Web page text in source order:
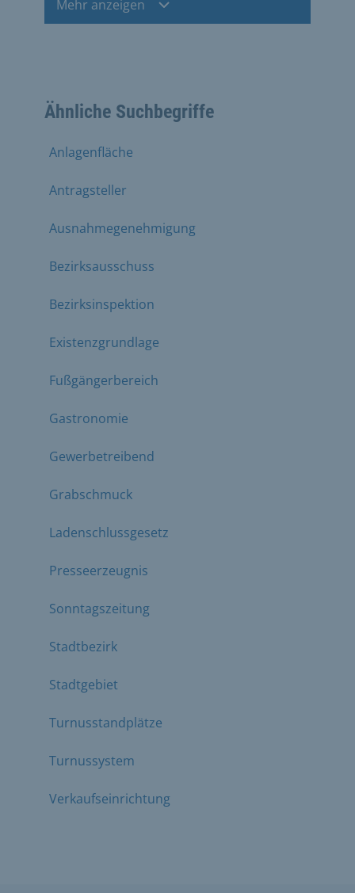
Mehr anzeigen
Ähnliche Suchbegriffe
Anlagenfläche
Antragsteller
Ausnahmegenehmigung
Bezirksausschuss
Bezirksinspektion
Existenzgrundlage
Fußgängerbereich
Gastronomie
Gewerbetreibend
Grabschmuck
Ladenschlussgesetz
Presseerzeugnis
Sonntagszeitung
Stadtbezirk
Stadtgebiet
Turnusstandplätze
Turnussystem
Verkaufseinrichtung